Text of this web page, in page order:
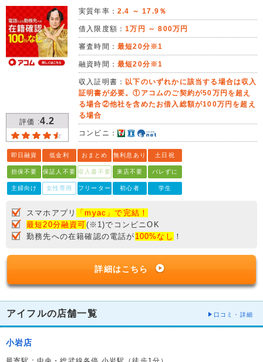
評価 :4.2
実質年率： 2.4 ～ 17.9％
借入限度額：1万円 ～ 800万円
審査時間： 最短20分※1
融資時間： 最短20分※1
収入証明書： 以下のいずれかに該当する場合は収入
証明書が必要。①アコムのご契約が50万円を超え
る場合②他社を含めたお借入総額が100万円を超え
る場合
コンビニ：
即日融資 低金利 おまとめ 無利息あり 土日祝
担保不要 保証人不要 収入書不要 来店不要 バレずに
主婦向け 女性専用 フリーター 初心者 学生
スマホアプリ
「myac」で完結！
最短20分融資可(※1)でコンビニOK
勤務先への在籍確認の電話が 100%なし ！
詳細はこちら
アイフルの店舗一覧 口コミ・詳細
小岩店